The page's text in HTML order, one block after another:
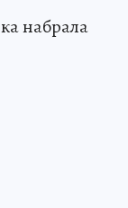
набрала